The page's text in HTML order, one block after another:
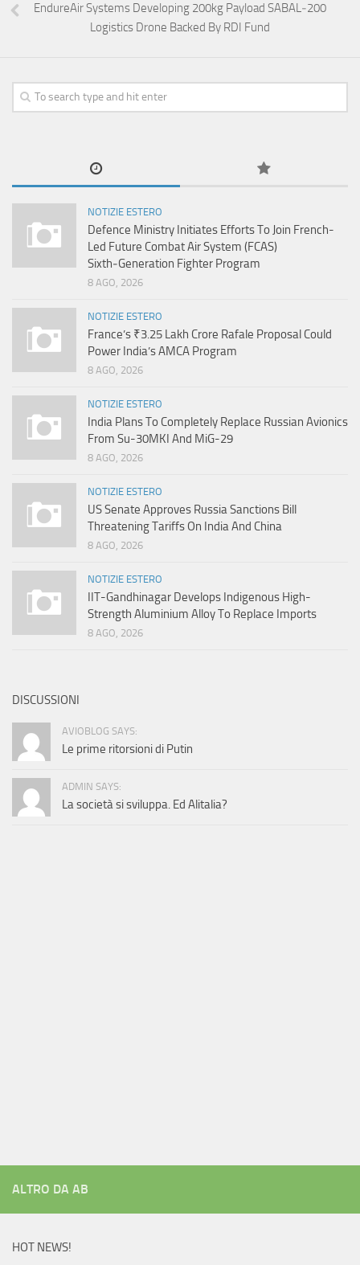
EndureAir Systems Developing 200kg Payload SABAL‑200
Logistics Drone Backed By RDI Fund
NOTIZIE ESTERO
Defence Ministry Initiates Efforts To Join French-
Led Future Combat Air System (FCAS)
Sixth‑Generation Fighter Program
8 AGO, 2026
NOTIZIE ESTERO
France’s ₹3.25 Lakh Crore Rafale Proposal Could
Power India’s AMCA Program
8 AGO, 2026
NOTIZIE ESTERO
India Plans To Completely Replace Russian Avionics
From Su-30MKI And MiG-29
8 AGO, 2026
NOTIZIE ESTERO
US Senate Approves Russia Sanctions Bill
Threatening Tariffs On India And China
8 AGO, 2026
NOTIZIE ESTERO
IIT-Gandhinagar Develops Indigenous High-
Strength Aluminium Alloy To Replace Imports
8 AGO, 2026
DISCUSSIONI
AVIOBLOG SAYS:
Le prime ritorsioni di Putin
ADMIN SAYS:
La società si sviluppa. Ed Alitalia?
ALTRO DA AB
HOT NEWS!